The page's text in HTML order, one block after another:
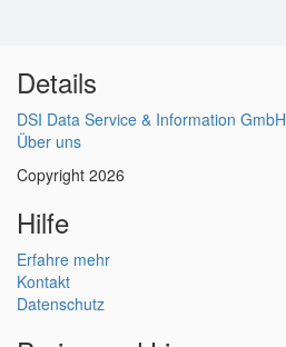
Details
DSI Data Service & Information GmbH
Über uns
Copyright 2026
Hilfe
Erfahre mehr
Kontakt
Datenschutz